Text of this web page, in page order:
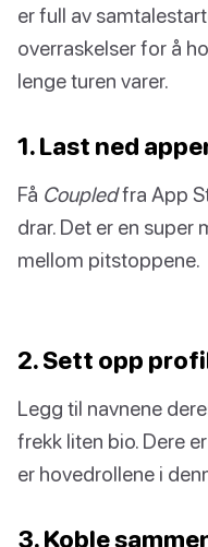
er full av
overraskelser for å
lenge turen varer.
1. Last ned
Få Coupledfra App
drar. Det er en super
mellom pitstoppene.
2. Sett opp
Legg til navnene
frekk liten bio. Dere
er hovedrollene i
3. Koble